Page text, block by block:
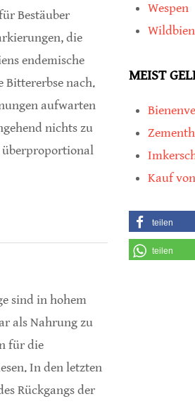
Bestäuber
die
endemische
Bittererbse nach.
aufwarten
nichts zu
überproportional
sind in hohem
als Nahrung zu
für die
In den letzten
Rückgangs der
Wespen
MEIST
Kauf
teilen
teilen